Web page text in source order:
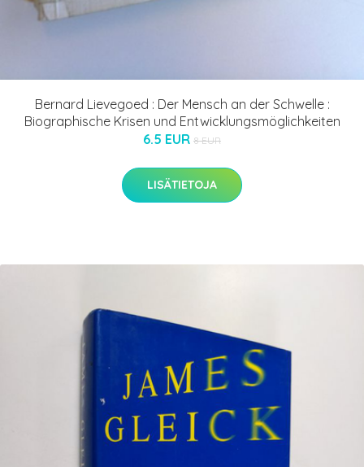
Bernard Lievegoed : Der Mensch an der Schwelle :
Biographische Krisen und Entwicklungsmöglichkeiten
6.5 EUR 8 EUR
LISÄTIETOJA